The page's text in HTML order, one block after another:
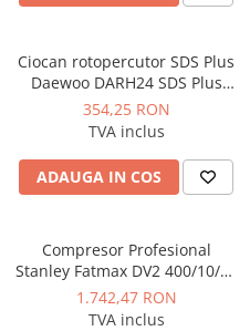
Ciocan rotopercutor SDS Plus
Daewoo DARH24 SDS Plus
1050W 24mm
354,25 RON
TVA inclus
ADAUGA IN COS
Compresor Profesional
Stanley Fatmax DV2 400/10/50
Orizontal 3CP 10 bar 356L/min
1.742,47 RON
TVA inclus